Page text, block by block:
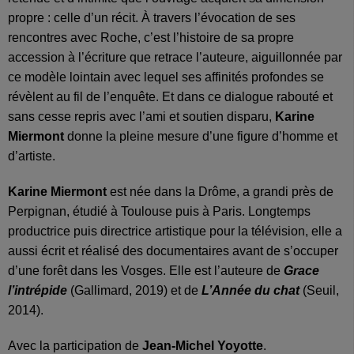
propre : celle d’un récit. À travers l’évocation de ses
rencontres avec Roche, c’est l’histoire de sa propre
accession à l’écriture que retrace l’auteure, aiguillonnée par
ce modèle lointain avec lequel ses affinités profondes se
révèlent au fil de l’enquête. Et dans ce dialogue rabouté et
sans cesse repris avec l’ami et soutien disparu, Karine
Miermont donne la pleine mesure d’une figure d’homme et
d’artiste.
Karine Miermont est née dans la Drôme, a grandi près de
Perpignan, étudié à Toulouse puis à Paris. Longtemps
productrice puis directrice artistique pour la télévision, elle a
aussi écrit et réalisé des documentaires avant de s’occuper
d’une forêt dans les Vosges. Elle est l’auteure de Grace
l’intrépide (Gallimard, 2019) et de L’Année du chat(Seuil,
2014).
Avec la participation de Jean-Michel Yoyotte.